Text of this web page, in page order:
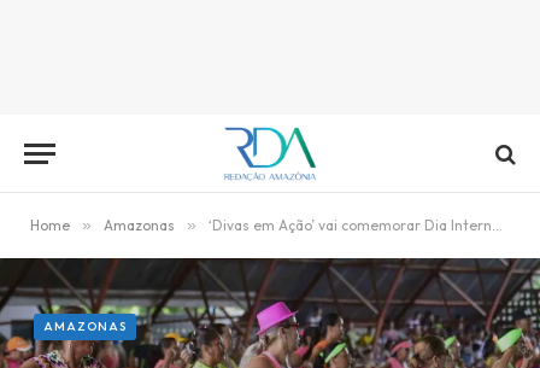
Home » Amazonas » ‘Divas em Ação’ vai comemorar Dia Internacional da Mulher com muitas atividades esportivas, na Vila Olímpica de Manaus
AMAZONAS